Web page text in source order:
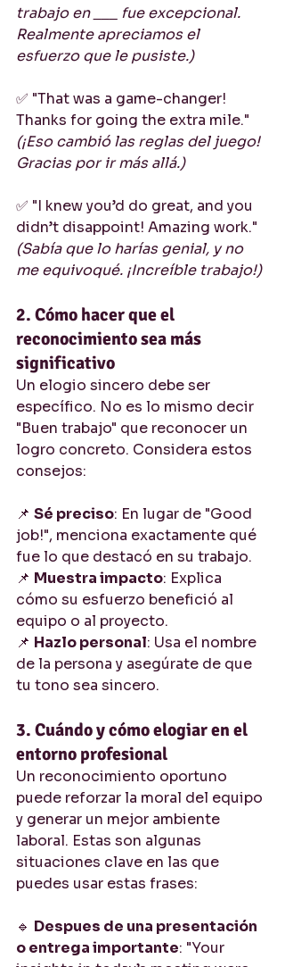
trabajo en ___ fue excepcional.
Realmente apreciamos el
esfuerzo que le pusiste.)
✅ "That was a game-changer!
Thanks for going the extra mile."
(¡Eso cambió las reglas del juego!
Gracias por ir más allá.)
✅ "I knew you’d do great, and you
didn’t disappoint! Amazing work."
(Sabía que lo harías genial, y no
me equivoqué. ¡Increíble trabajo!)
2. Cómo hacer que el
reconocimiento sea más
significativo
Un elogio sincero debe ser
específico. No es lo mismo decir
"Buen trabajo" que reconocer un
logro concreto. Considera estos
consejos:
📌 Sé preciso: En lugar de "Good
job!", menciona exactamente qué
fue lo que destacó en su trabajo.
📌 Muestra impacto: Explica
cómo su esfuerzo benefició al
equipo o al proyecto.
📌 Hazlo personal: Usa el nombre
de la persona y asegúrate de que
tu tono sea sincero.
3. Cuándo y cómo elogiar en el
entorno profesional
Un reconocimiento oportuno
puede reforzar la moral del equipo
y generar un mejor ambiente
laboral. Estas son algunas
situaciones clave en las que
puedes usar estas frases:
🔹 Despues de una presentación
o entrega importante: "Your